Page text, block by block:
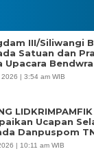
III/Siliwangi
Satuan dan
Upacara Bendwra
| 3:54 am WIB
Ucapan
Danpuspom
| 10:11 am WIB